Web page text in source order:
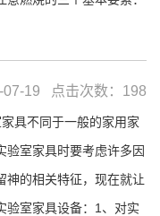
具不同于一般的家用家
验室家具时要考虑许多因
神的相关特征，现在就让
验室家具设备：1、对实
07-19 点击次数：198